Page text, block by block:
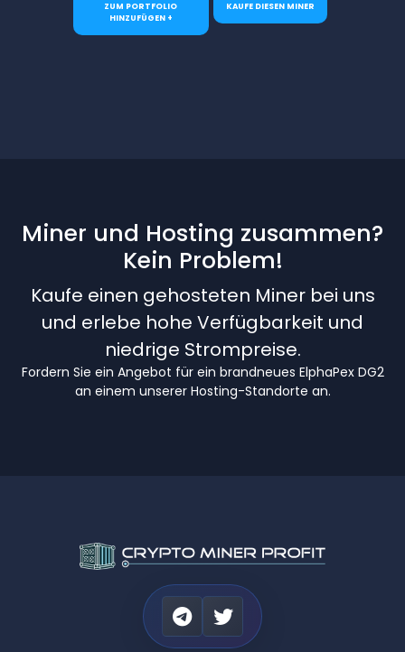
ZUM PORTFOLIO
HINZUFÜGEN +
KAUFE DIESEN MINER
Miner und Hosting zusammen?
Kein Problem!
Kaufe einen gehosteten Miner bei uns
und erlebe hohe Verfügbarkeit und
niedrige Strompreise.
Fordern Sie ein Angebot für ein brandneues ElphaPex DG2
an einem unserer Hosting-Standorte an.